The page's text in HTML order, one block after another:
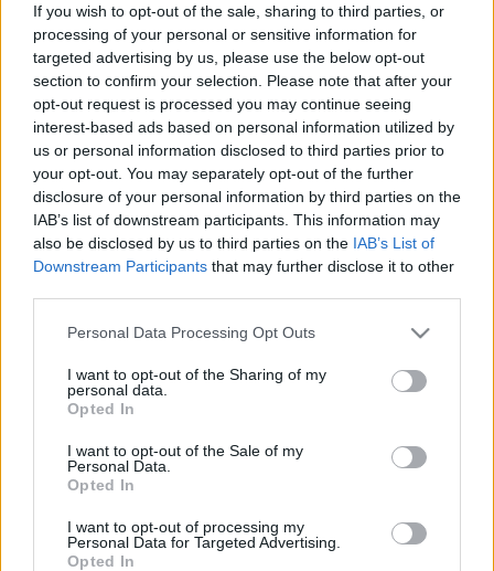
If you wish to opt-out of the sale, sharing to third parties, or
processing of your personal or sensitive information for
targeted advertising by us, please use the below opt-out
section to confirm your selection. Please note that after your
opt-out request is processed you may continue seeing
interest-based ads based on personal information utilized by
us or personal information disclosed to third parties prior to
your opt-out. You may separately opt-out of the further
disclosure of your personal information by third parties on the
IAB’s list of downstream participants. This information may
also be disclosed by us to third parties on the IAB’s List of
Downstream Participants that may further disclose it to other
Please note that this website/app uses one or more Google
not limited to your visit or usage behaviour. You may click to
grant or deny consent to Google and its third-party tags to
use your data for below specified purposes in below Google
consent section.
Personal Data Processing Opt Outs
I want to opt-out of the Sharing of my
personal data.
Opted In
I want to opt-out of the Sale of my
Personal Data.
Opted In
I want to opt-out of processing my
Personal Data for Targeted Advertising.
Opted In
Hogyan születik a könyvtáros?
Gulyás Pál fiatal éveinek nyomában
nemzetikonyvtar•2025. december 03.
Gulyás Pál (1881–1963) irodalomtörténész,
könyvtáros, akadémikus meghatározó alakja volt a
20. századi magyar könyv-, könyvtár- és
sajtótörténetnek, nevéhez kapcsolódik a Magyar írók
élete és munkái – új sorozat című monumentális
lexikonsorozat, amelynek teljes kiadására csak
halála után, az 1990-es…